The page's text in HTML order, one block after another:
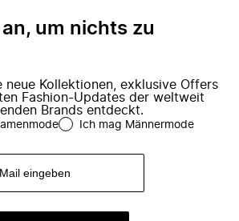
um nichts zu
neue Kollektionen, exklusive Offers
Fashion-Updates der weltweit
Brands entdeckt.
Ich mag Männermode